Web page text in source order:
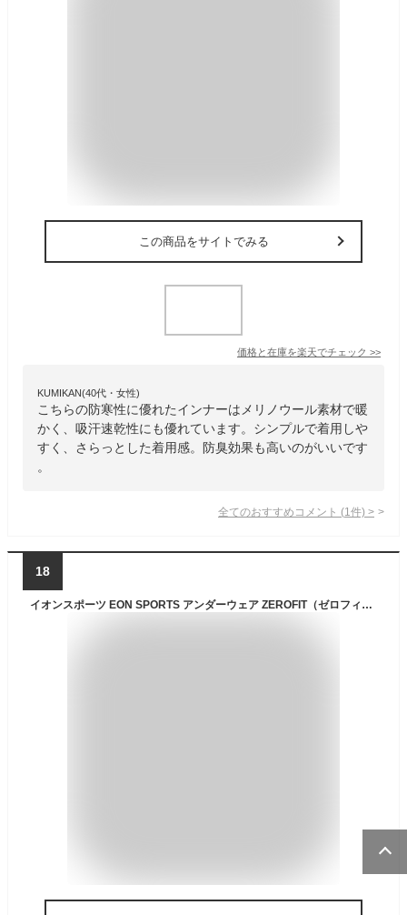
この商品をサイトでみる
価格と在庫を楽天でチェック >>
KUMIKAN(40代・女性)
こちらの防寒性に優れたインナーはメリノウール素材で暖
かく、吸汗速乾性にも優れています。シンプルで着用しや
すく、さらっとした着用感。防臭効果も高いのがいいです
。
全てのおすすめコメント (1 件) >
18
イオンスポーツ EON SPORTS アンダーウェア ZEROFIT（ゼロフィット）HEATRUB WOOL NZ ヒートラブ ウール 速暖 モックネック 【メリノウール】 長袖アンダーウェア ロングスリーブ 【2024年新モデル】